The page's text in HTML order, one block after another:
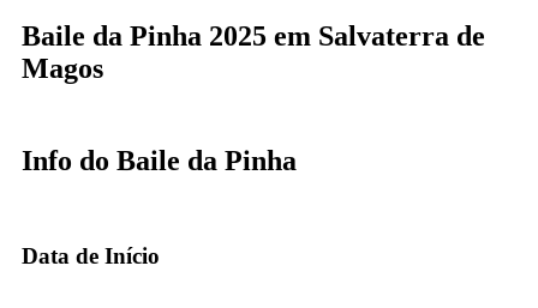
Baile da Pinha 2025 em Salvaterra de
Magos
Info do Baile da Pinha
Data de Início